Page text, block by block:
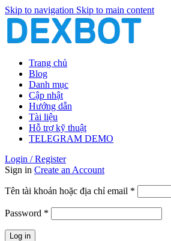
Skip to navigation Skip to main content
Trang chủ
Blog
Danh mục
Cập nhật
Hướng dẫn
Tài liệu
Hỗ trợ kỹ thuật
TELEGRAM DEMO
Login / Register
Sign in Create an Account
Tên tài khoản hoặc địa chỉ email *
buộc
Password *
buộc
Log in